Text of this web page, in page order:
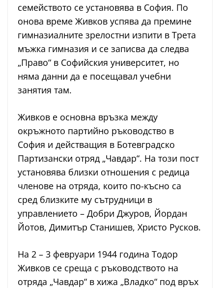
семейството се установява в София. По
онова време Живков успява да премине
гимназиалните зрелостни изпити в Трета
мъжка гимназия и се записва да следва
„Право“ в Софийския университет, но
няма данни да е посещавал учебни
занятия там.
Живков е основна връзка между
окръжното партийно ръководство в
София и действащия в Ботевградско
Партизански отряд „Чавдар“. На този пост
установява близки отношения с редица
членове на отряда, които по-късно са
сред близките му сътрудници в
управлението – Добри Джуров, Йордан
Йотов, Димитър Станишев, Христо Русков.
На 2 – 3 февруари 1944 година Тодор
Живков се среща с ръководството на
отряда „Чавдар“ в хижа „Владко“ под връх